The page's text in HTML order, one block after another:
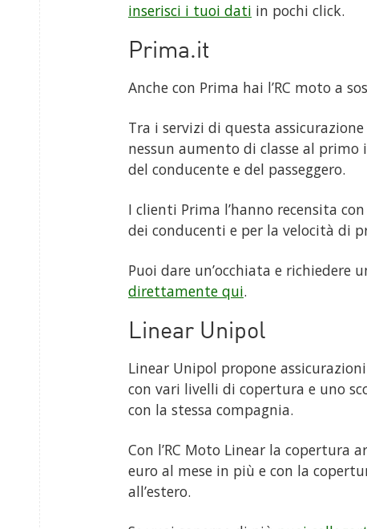
inserisci i tuoi dati in pochi click.
Prima.it
Anche con Prima hai l’RC moto a
Tra i servizi di questa
nessun aumento di classe al
del conducente e del passeggero.
I clienti Prima l’hanno recensita
dei conducenti e per la velocità di
Puoi dare un’occhiata e richiedere
direttamente qui.
Linear Unipol
Linear Unipol propone
con vari livelli di copertura e uno
con la stessa compagnia.
Con l’RC Moto Linear la copertura
euro al mese in più e con la
all’estero.